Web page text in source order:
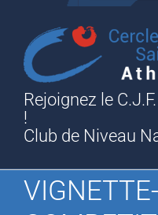
Rejoignez le
!
Club de Niveau
VIGNETTE-